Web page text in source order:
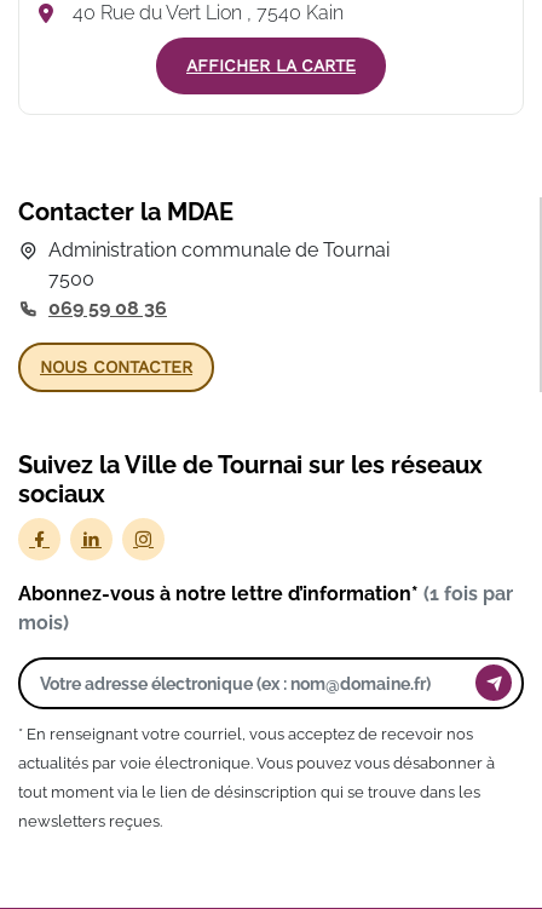
40 Rue du Vert Lion , 7540 Kain
AFFICHER LA CARTE
Contacter la MDAE
Administration communale de Tournai
7500
069 59 08 36
NOUS CONTACTER
Suivez la Ville de Tournai sur les réseaux
sociaux
Abonnez-vous à notre lettre d’information* (1 fois par
mois)
* En renseignant votre courriel, vous acceptez de recevoir nos
actualités par voie électronique. Vous pouvez vous désabonner à
tout moment via le lien de désinscription qui se trouve dans les
newsletters reçues.